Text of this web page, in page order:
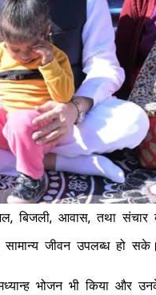
बिजली, आवास, तथा संचार
सामान्य जीवन उपलब्ध हो सके।
मध्यान्ह भोजन भी किया